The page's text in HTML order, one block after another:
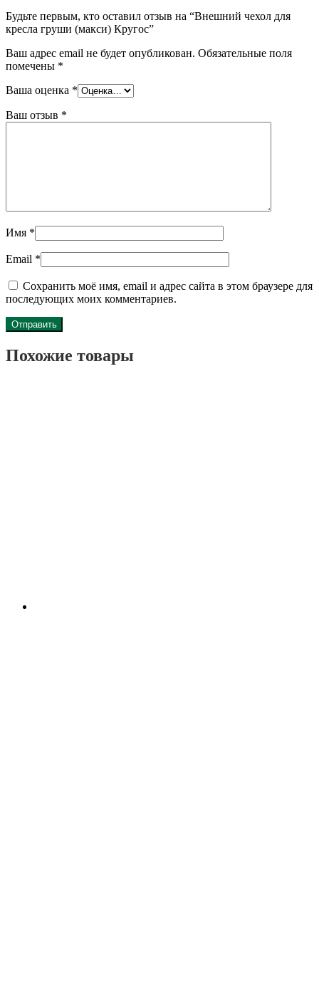
Будьте первым, кто оставил отзыв на “Внешний чехол для
кресла груши (макси) Кругос”
Ваш адрес email не будет опубликован. Обязательные поля
помечены *
Ваша оценка *
Ваш отзыв *
Имя *
Email *
Сохранить моё имя, email и адрес сайта в этом браузере для
последующих моих комментариев.
Похожие товары